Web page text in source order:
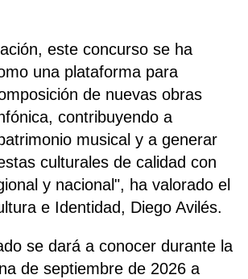
este concurso se ha
una plataforma para
de nuevas obras
contribuyendo a
musical y a generar
culturales de calidad con
y nacional", ha valorado el
e Identidad, Diego Avilés.
se dará a conocer durante la
de septiembre de 2026 a